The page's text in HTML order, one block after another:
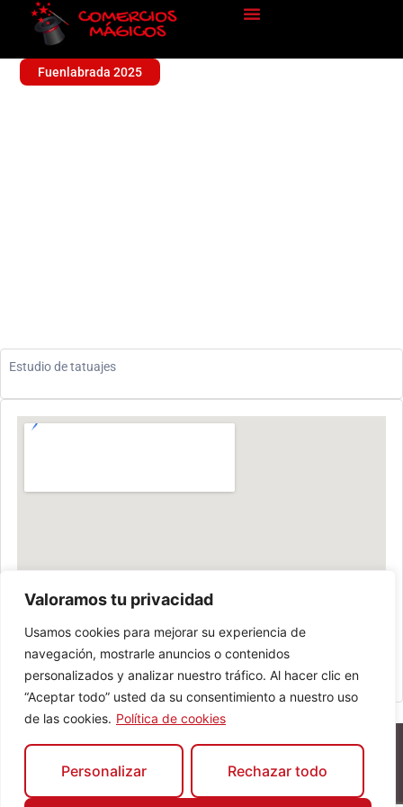
Valoramos tu privacidad
Usamos cookies para mejorar su experiencia de
navegación, mostrarle anuncios o contenidos
personalizados y analizar nuestro tráfico. Al hacer clic en
“Aceptar todo” usted da su consentimiento a nuestro uso
de las cookies. Política de cookies
Personalizar Rechazar todo
Fuenlabrada 2025
Estudio de tatuajes